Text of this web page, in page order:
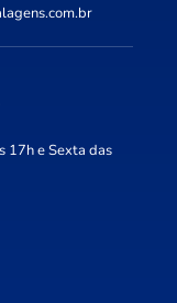
17h e Sexta das